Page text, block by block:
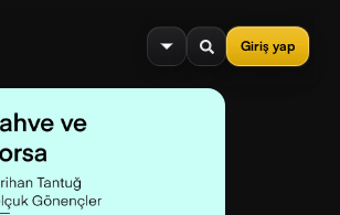
Giriş yap